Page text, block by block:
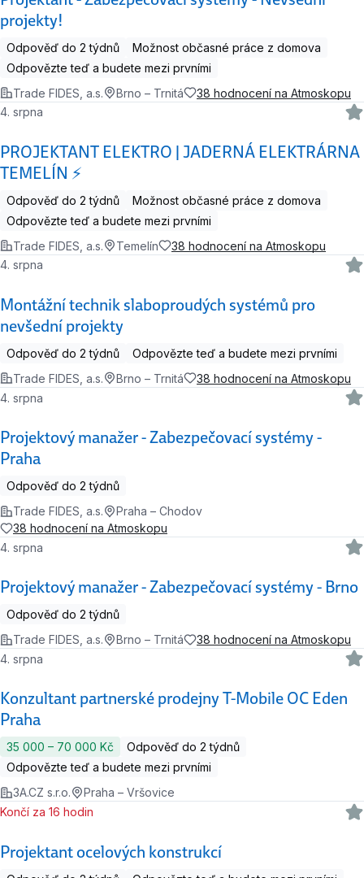
projekty!
Odpověď do 2 týdnů
Možnost občasné práce z domova
Odpovězte teď a budete mezi prvními
Trade FIDES, a.s.
Brno – Trnitá 38 hodnocení na Atmoskopu
PROJEKTANT ELEKTRO | JADERNÁ ELEKTRÁRNA
TEMELÍN ⚡
4. srpna
Odpověď do 2 týdnů
Možnost občasné práce z domova
Odpovězte teď a budete mezi prvními
Trade FIDES, a.s.
Temelín 38 hodnocení na Atmoskopu
Montážní technik slaboproudých systémů pro
nevšední projekty
4. srpna
Odpověď do 2 týdnů
Odpovězte teď a budete mezi prvními
Trade FIDES, a.s.
Brno – Trnitá 38 hodnocení na Atmoskopu
Projektový manažer - Zabezpečovací systémy -
Praha
4. srpna
Odpověď do 2 týdnů
Trade FIDES, a.s.
Praha – Chodov
38 hodnocení na Atmoskopu
Projektový manažer - Zabezpečovací systémy - Brno
4. srpna
Odpověď do 2 týdnů
Trade FIDES, a.s.
Brno – Trnitá 38 hodnocení na Atmoskopu
Konzultant partnerské prodejny T-Mobile OC Eden
Praha
4. srpna
35 000 ‍–‍ 70 000 Kč
Odpověď do 2 týdnů
Odpovězte teď a budete mezi prvními
3A.CZ s.r.o.
Praha – Vršovice
Projektant ocelových konstrukcí
Končí za 16 hodin